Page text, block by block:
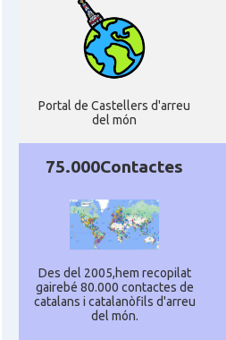
Portal de Castellers d'arreu
del món
75.000Contactes
Des del 2005,hem recopilat
gairebé 80.000 contactes de
catalans i catalanòfils d'arreu
del món.